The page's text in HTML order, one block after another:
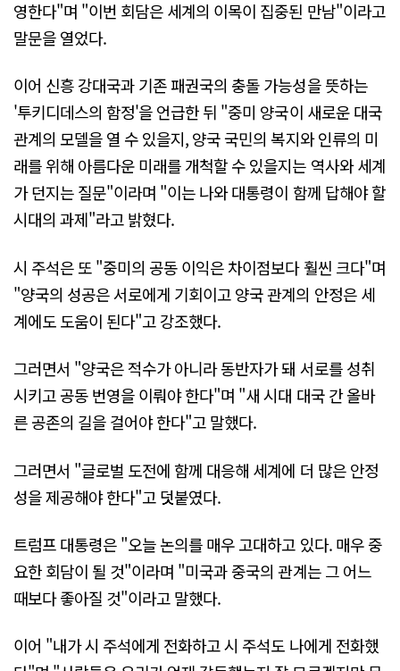
영한다"며 "이번 회담은 세계의 이목이 집중된 만남"이라고
말문을 열었다.
이어 신흥 강대국과 기존 패권국의 충돌 가능성을 뜻하는
'투키디데스의 함정'을 언급한 뒤 "중미 양국이 새로운 대국
관계의 모델을 열 수 있을지, 양국 국민의 복지와 인류의 미
래를 위해 아름다운 미래를 개척할 수 있을지는 역사와 세계
가 던지는 질문"이라며 "이는 나와 대통령이 함께 답해야 할
시대의 과제"라고 밝혔다.
시 주석은 또 "중미의 공동 이익은 차이점보다 훨씬 크다"며
"양국의 성공은 서로에게 기회이고 양국 관계의 안정은 세
계에도 도움이 된다"고 강조했다.
그러면서 "양국은 적수가 아니라 동반자가 돼 서로를 성취
시키고 공동 번영을 이뤄야 한다"며 "새 시대 대국 간 올바
른 공존의 길을 걸어야 한다"고 말했다.
그러면서 "글로벌 도전에 함께 대응해 세계에 더 많은 안정
성을 제공해야 한다"고 덧붙였다.
트럼프 대통령은 "오늘 논의를 매우 고대하고 있다. 매우 중
요한 회담이 될 것"이라며 "미국과 중국의 관계는 그 어느
때보다 좋아질 것"이라고 말했다.
이어 "내가 시 주석에게 전화하고 시 주석도 나에게 전화했